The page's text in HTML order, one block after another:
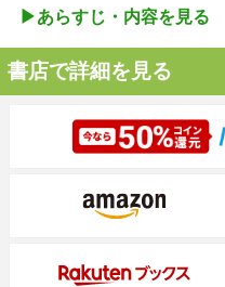
▶︎あらすじ・内容を見る
書店で詳細を見る